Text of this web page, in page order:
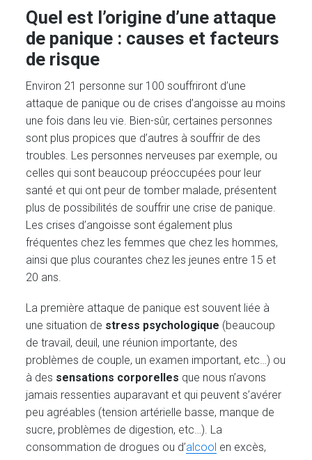
Quel est l’origine d’une attaque
de panique : causes et facteurs
de risque
Environ 21 personne sur 100 souffriront d’une
attaque de panique ou de crises d’angoisse au moins
une fois dans leu vie. Bien-sûr, certaines personnes
sont plus propices que d’autres à souffrir de des
troubles. Les personnes nerveuses par exemple, ou
celles qui sont beaucoup préoccupées pour leur
santé et qui ont peur de tomber malade, présentent
plus de possibilités de souffrir une crise de panique.
Les crises d’angoisse sont également plus
fréquentes chez les femmes que chez les hommes,
ainsi que plus courantes chez les jeunes entre 15 et
20 ans.
La première attaque de panique est souvent liée à
une situation de stress psychologique (beaucoup
de travail, deuil, une réunion importante, des
problèmes de couple, un examen important, etc…) ou
à des sensations corporelles que nous n’avons
jamais ressenties auparavant et qui peuvent s’avérer
peu agréables (tension artérielle basse, manque de
sucre, problèmes de digestion, etc…). La
consommation de drogues ou d’alcool en excès,